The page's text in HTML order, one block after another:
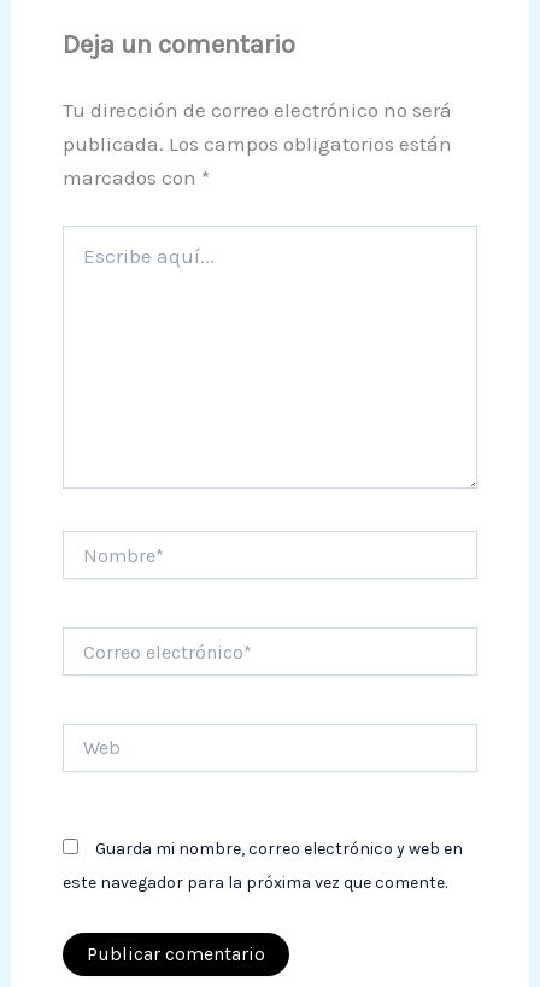
Deja un comentario
Tu dirección de correo electrónico no será
publicada. Los campos obligatorios están
marcados con *
aquí...
electrónico*
Guarda mi nombre, correo electrónico y web en
este navegador para la próxima vez que comente.